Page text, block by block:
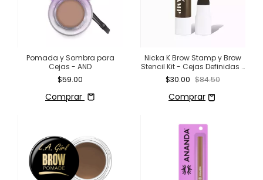
Pomada y Sombra para
Cejas - AND
$59.00
Comprar
Nicka K Brow Stamp y Brow
Stencil Kit - Cejas Definidas y
Voluminosas en un Instante
$30.00 $84.50